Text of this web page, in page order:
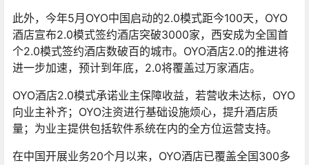
此外，今年5月OYO中国启动的2.0模式距今100天，OYO
酒店宣布2.0模式签约酒店突破3000家，西安成为全国首
个2.0模式签约酒店数破百的城市。OYO酒店2.0的推进将
进一步加速，预计到年底，2.0将覆盖过万家酒店。
OYO酒店2.0模式承诺业主保障收益，若营收未达标，OYO
向业主补齐；OYO注资进行基础设施烦心，提升酒店质
量；为业主提供包括软件系统在内的全方位运营支持。
在中国开展业务20个月以来，OYO酒店已覆盖全国300多